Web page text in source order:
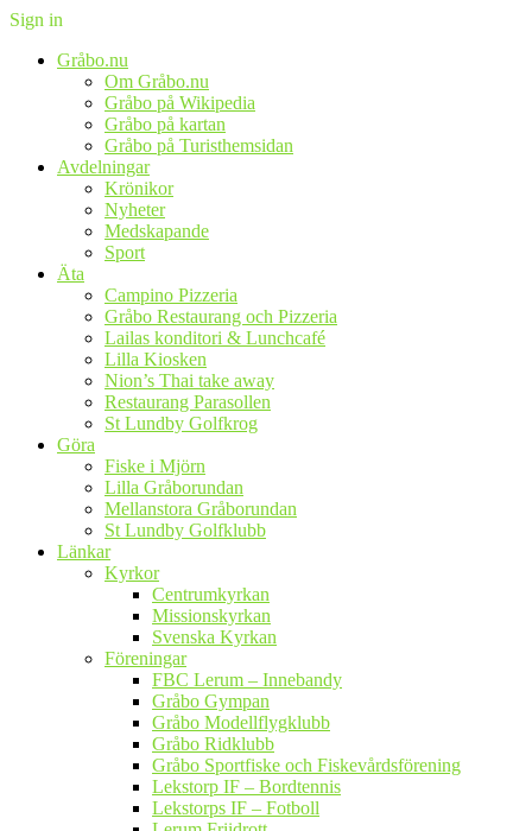
Sign in
Gråbo.nu
Om Gråbo.nu
Gråbo på Wikipedia
Gråbo på kartan
Gråbo på Turisthemsidan
Avdelningar
Krönikor
Nyheter
Medskapande
Sport
Äta
Campino Pizzeria
Gråbo Restaurang och Pizzeria
Lailas konditori & Lunchcafé
Lilla Kiosken
Nion’s Thai take away
Restaurang Parasollen
St Lundby Golfkrog
Göra
Fiske i Mjörn
Lilla Gråborundan
Mellanstora Gråborundan
St Lundby Golfklubb
Länkar
Kyrkor
Centrumkyrkan
Missionskyrkan
Svenska Kyrkan
Föreningar
FBC Lerum – Innebandy
Gråbo Gympan
Gråbo Modellflygklubb
Gråbo Ridklubb
Gråbo Sportfiske och Fiskevårdsförening
Lekstorp IF – Bordtennis
Lekstorps IF – Fotboll